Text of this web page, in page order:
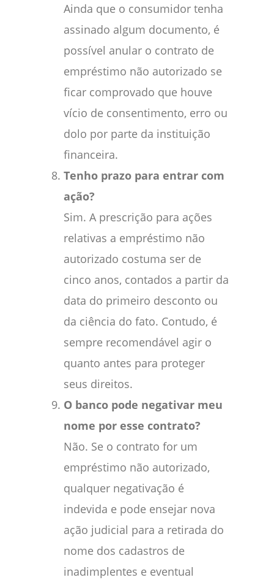
Ainda que o consumidor tenha
assinado algum documento, é
possível anular o contrato de
empréstimo não autorizado se
ficar comprovado que houve
vício de consentimento, erro ou
dolo por parte da instituição
financeira.
Tenho prazo para entrar com
ação?
Sim. A prescrição para ações
relativas a empréstimo não
autorizado costuma ser de
cinco anos, contados a partir da
data do primeiro desconto ou
da ciência do fato. Contudo, é
sempre recomendável agir o
quanto antes para proteger
seus direitos.
O banco pode negativar meu
nome por esse contrato?
Não. Se o contrato for um
empréstimo não autorizado,
qualquer negativação é
indevida e pode ensejar nova
ação judicial para a retirada do
nome dos cadastros de
inadimplentes e eventual